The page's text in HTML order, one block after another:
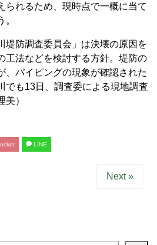
られるため、現時点で一概に当て
防調査委員会」は決壊の原因を
工法などを検討する方針。堤防の
、パイピングの現象が確認された
でも13日、調査委による現地調査
）
LINE
Next »